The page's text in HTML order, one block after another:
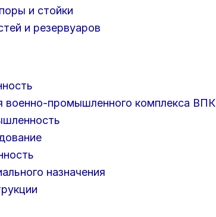
и стойки
и резервуаров
военно-промышленного комплекса ВПК
назначения